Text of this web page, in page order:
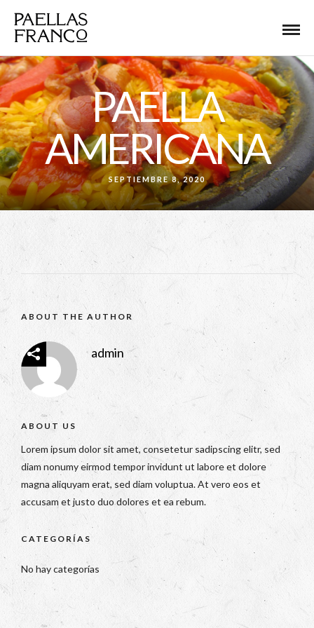
PAELLA
AMERICANA
SEPTIEMBRE 8, 2020
ABOUT THE AUTHOR
admin
ABOUT US
Lorem ipsum dolor sit amet, consetetur sadipscing elitr, sed
diam nonumy eirmod tempor invidunt ut labore et dolore
magna aliquyam erat, sed diam voluptua. At vero eos et
accusam et justo duo dolores et ea rebum.
CATEGORÍAS
No hay categorías